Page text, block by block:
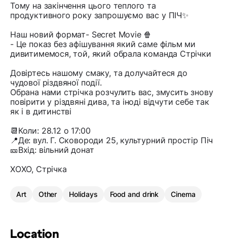
Тому на закінчення цього теплого та
продуктивного року запрошуємо вас у ПІЧ✨
Наш новий формат- Secret Movie 🍿
- Це показ без афішування який саме фільм ми
дивитимемося, той, який обрала команда Стрічки
Довіртесь нашому смаку, та долучайтеся до
чудової різдвяної події.
Обрана нами стрічка розчулить вас, змусить знову
повірити у різдвяні дива, та іноді відчути себе так
як і в дитинстві
📆Коли: 28.12 о 17:00
📍Де: вул. Г. Сковороди 25, культурний простір Піч
🎫Вхід: вільний донат
ХОХО, Стрічка
Art Other Holidays Food and drink Cinema
Location